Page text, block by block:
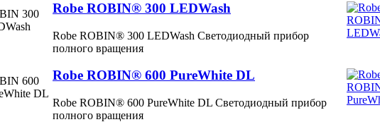
300
Robe ROBIN® 300 LEDWash
Robe ROBIN® 300 LEDWash Светодиодный прибор
полного вращения
600
DL
Robe ROBIN® 600 PureWhite DL
Robe ROBIN® 600 PureWhite DL Светодиодный прибор
полного вращения